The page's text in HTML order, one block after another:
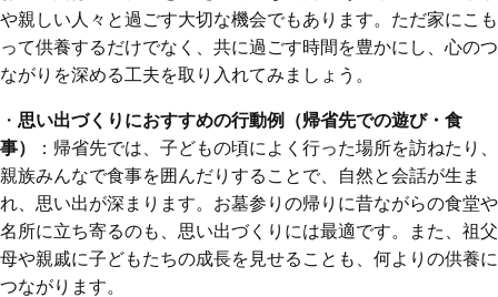
や親しい人々と過ごす大切な機会でもあります。ただ家にこも
って供養するだけでなく、共に過ごす時間を豊かにし、心のつ
ながりを深める工夫を取り入れてみましょう。
・ 思い出づくりにおすすめの行動例（帰省先での遊び・食
事）
：帰省先では、子どもの頃によく行った場所を訪ねたり、
親族みんなで食事を囲んだりすることで、自然と会話が生ま
れ、思い出が深まります。お墓参りの帰りに昔ながらの食堂や
名所に立ち寄るのも、思い出づくりには最適です。また、祖父
母や親戚に子どもたちの成長を見せることも、何よりの供養に
つながります。